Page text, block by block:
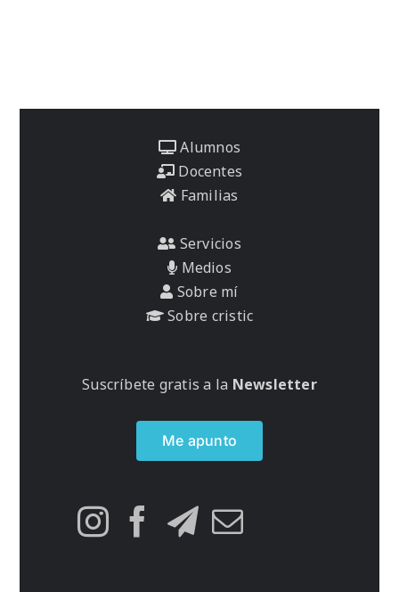
Alumnos
Docentes
Familias
Servicios
Medios
Sobre mí
Sobre cristic
Suscríbete gratis a la Newsletter
Me apunto